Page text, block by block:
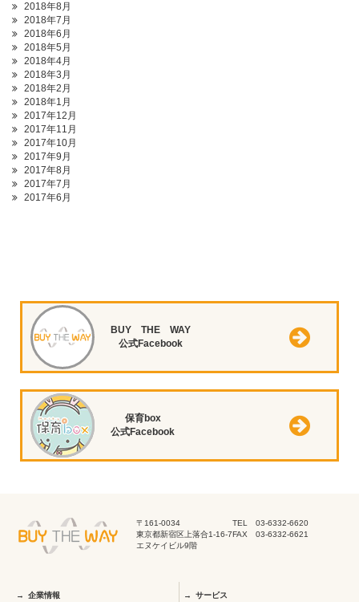
2018年8月
2018年7月
2018年6月
2018年5月
2018年4月
2018年3月
2018年2月
2018年1月
2017年12月
2017年11月
2017年10月
2017年9月
2017年8月
2017年7月
2017年6月
BUY THE WAY
公式Facebook
保育box
公式Facebook
〒161-0034
東京都新宿区上落合1-16-7
エヌケイビル9階
TEL 03-6332-6620
FAX 03-6332-6621
企業情報 サービス